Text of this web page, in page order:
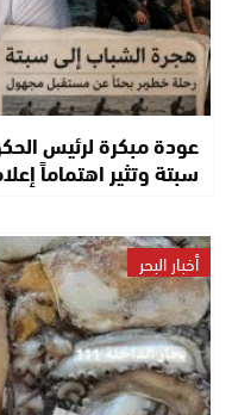
عودة مبكرة لرئيس
سبتة وتثير اهتماماً
أخبار البحر